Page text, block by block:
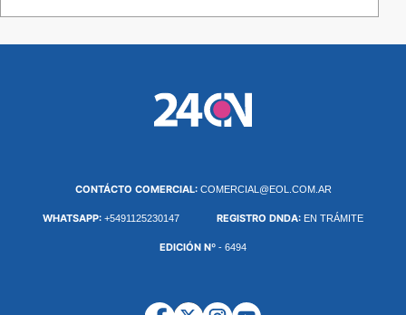
CONTÁCTO COMERCIAL: COMERCIAL@EOL.COM.AR
WHATSAPP: +5491125230147 REGISTRO DNDA: EN TRÁMITE
EDICIÓN Nº - 6494